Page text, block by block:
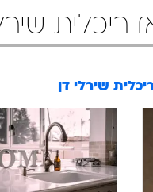
שירלי דן